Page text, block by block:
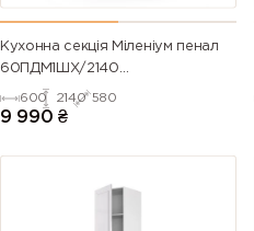
Кухонна секція Міленіум пенал
60ПДМ1ШХ/2140
Духовка+Мікрохвильовка Pro
Blum+Hettich Права(Білий/
600 2140 580
9 990 ₴